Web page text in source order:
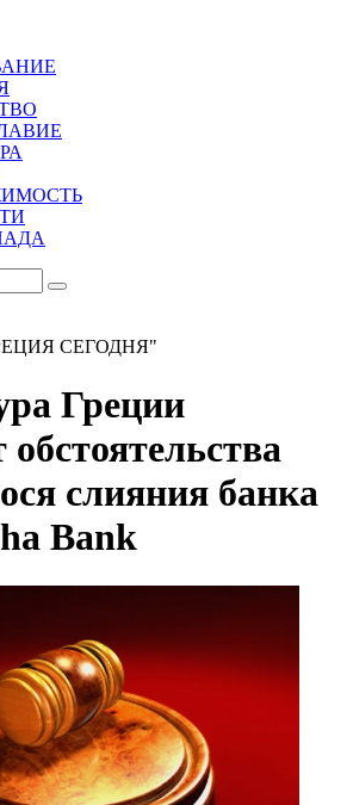
СЕГОДНЯ"
Греции
обстоятельства
слияния банка
Bank